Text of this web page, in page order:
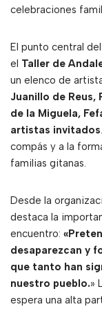
celebraciones
El punto central
el Taller de
un elenco de
Juanillo de Reus,
de la Miguela,
artistas invitados
compás y a la
familias gitanas.
Desde la
destaca la
encuentro:
desaparezcan y
que tanto han
nuestro pueblo.»
espera una alta